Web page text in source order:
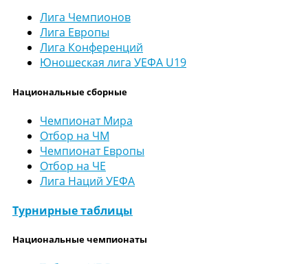
Лига Чемпионов
Лига Европы
Лига Конференций
Юношеская лига УЕФА U19
Национальные сборные
Чемпионат Мира
Отбор на ЧМ
Чемпионат Европы
Отбор на ЧЕ
Лига Наций УЕФА
Турнирные таблицы
Национальные чемпионаты